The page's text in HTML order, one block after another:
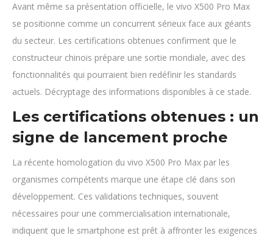
Avant même sa présentation officielle, le vivo X500 Pro Max
se positionne comme un concurrent sérieux face aux géants
du secteur. Les certifications obtenues confirment que le
constructeur chinois prépare une sortie mondiale, avec des
fonctionnalités qui pourraient bien redéfinir les standards
actuels. Décryptage des informations disponibles à ce stade.
Les certifications obtenues : un
signe de lancement proche
La récente homologation du vivo X500 Pro Max par les
organismes compétents marque une étape clé dans son
développement. Ces validations techniques, souvent
nécessaires pour une commercialisation internationale,
indiquent que le smartphone est prêt à affronter les exigences